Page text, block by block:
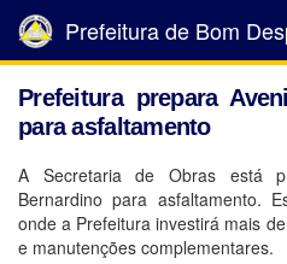
Prefeitura de Bom
Prefeitura prepara
para asfaltamento
A Secretaria de Obras está
Bernardino para asfaltamento.
onde a Prefeitura investirá mais
e manutenções complementares.